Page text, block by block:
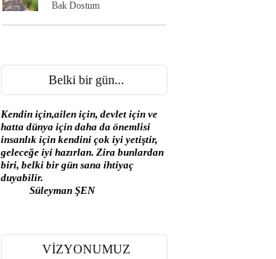
Bak Dostum
Belki bir gün...
Kendin için,ailen için, devlet için ve
hatta dünya için daha da önemlisi
insanlık için kendini çok iyi yetiştir,
geleceğe iyi hazırlan. Zira bunlardan
biri, belki bir gün sana ihtiyaç
duyabilir.
Süleyman ŞEN
VİZYONUMUZ